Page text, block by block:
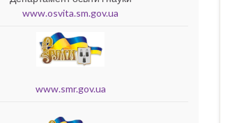
www.osvita.sm.gov.ua
www.smr.gov.ua